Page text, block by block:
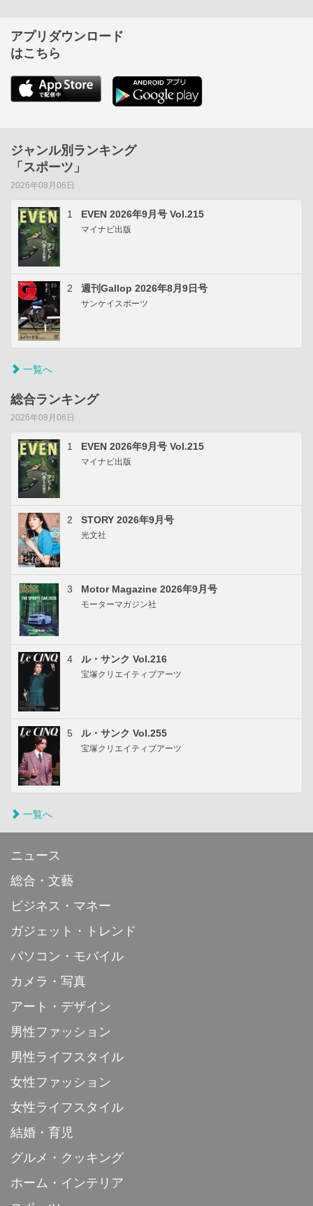
アプリダウンロード
はこちら
ジャンル別ランキング
「スポーツ」
2026年08月06日
1 EVEN 2026年9月号 Vol.215
マイナビ出版
2 週刊Gallop 2026年8月9日号
サンケイスポーツ
一覧へ
総合ランキング
2026年08月06日
1 EVEN 2026年9月号 Vol.215
マイナビ出版
2 STORY 2026年9月号
光文社
3 Motor Magazine 2026年9月号
モーターマガジン社
4 ル・サンク Vol.216
宝塚クリエイティブアーツ
5 ル・サンク Vol.255
宝塚クリエイティブアーツ
一覧へ
ニュース
総合・文藝
ビジネス・マネー
ガジェット・トレンド
パソコン・モバイル
カメラ・写真
アート・デザイン
男性ファッション
男性ライフスタイル
女性ファッション
女性ライフスタイル
結婚・育児
グルメ・クッキング
ホーム・インテリア